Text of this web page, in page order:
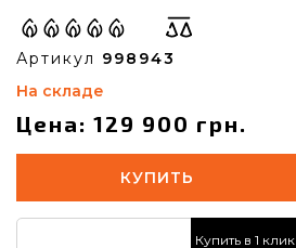
Артикул 998943
На складе
Цена: 129 900 грн.
КУПИТЬ
Купить в 1 клик